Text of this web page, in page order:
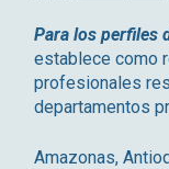
Para los perfiles
establece como
profesionales
departamentos
Amazonas,